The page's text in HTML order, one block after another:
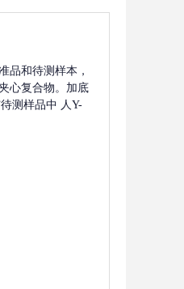
品和待测样本，
心复合物。加底
测样品中 人Y-